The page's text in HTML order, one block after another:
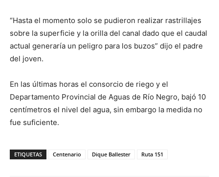
“Hasta el momento solo se pudieron realizar rastrillajes
sobre la superficie y la orilla del canal dado que el caudal
actual generaría un peligro para los buzos” dijo el padre
del joven.
En las últimas horas el consorcio de riego y el
Departamento Provincial de Aguas de Río Negro, bajó 10
centímetros el nivel del agua, sin embargo la medida no
fue suficiente.
ETIQUETAS Centenario Dique Ballester Ruta 151